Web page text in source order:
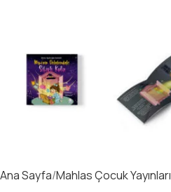
Ana Sayfa Mahlas Çocuk Yayınları